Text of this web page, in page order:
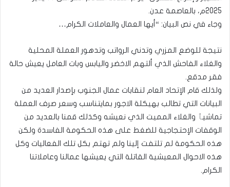
2025م، بالعاصمة عدن.
وجاء في نص البيان: “أيها العمال والعاملات الكرام…
نتيجة للوضع المزري وتدني الرواتب وتدهور العملة المحلية
والغلاء الفاحش الذي ألتهم الاخضر واليابس وبات العامل يعيش حالة
فقر مدقع.
ولذلك قام الإتحاد العام لنقابات عمال الجنوب بإصدار العديد من
البيانات التي تطالب بهيكلة الاجور بمايتناسب وسعر صرف العملة
تماشيٱ والغلاء المميت الذي نعيشه وكذلك قمنا بالعديد من
الوقفات الإحتجاجية للضغط على هذه الحكومة الفاسدة ولكن
هذه الحكومة لم تلتفت إلينا ولم تهتم بكل تلك الفعاليات وكل
هذه الاحوال المعيشية القاتلة التي يعيشها عمالنا وعاملاتنا
الكرام.